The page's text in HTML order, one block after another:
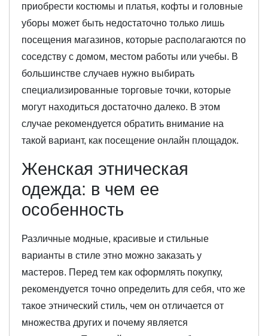
приобрести костюмы и платья, кофты и головные
уборы может быть недостаточно только лишь
посещения магазинов, которые располагаются по
соседству с домом, местом работы или учебы. В
большинстве случаев нужно выбирать
специализированные торговые точки, которые
могут находиться достаточно далеко. В этом
случае рекомендуется обратить внимание на
такой вариант, как посещение онлайн площадок.
Женская этническая
одежда: в чем ее
особенность
Различные модные, красивые и стильные
варианты в стиле этно можно заказать у
мастеров. Перед тем как оформлять покупку,
рекомендуется точно определить для себя, что же
такое этнический стиль, чем он отличается от
множества других и почему является